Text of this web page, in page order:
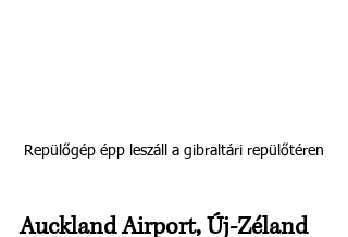
Repülőgép épp leszáll a gibraltári repülőtéren
Auckland Airport, Új-Zéland